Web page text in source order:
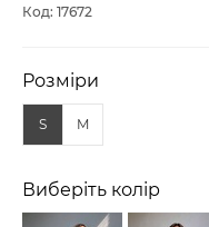
Код: 17672
Розміри
S M
Виберіть колір